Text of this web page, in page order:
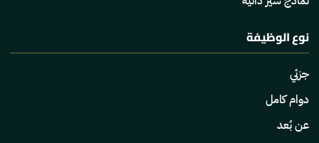
نوع الوظيفة
جزئي
دوام كامل
عن بُعد